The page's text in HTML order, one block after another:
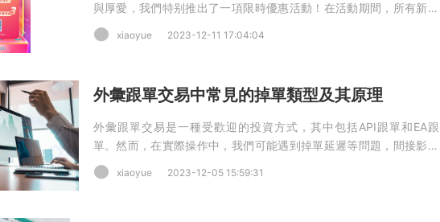
與厚愛，我們特别推出了一項限時優惠活動！在活動期間，所有新老
用戶續費擴容均可享受高達33%的折扣！讓您在節日期間持續受益于
雲跟單強大的功能和優質的服務。
xiaoyue 2023-12-11 17:04:04
外彙跟單交易中常見的掉單類型及其原理
外彙跟單交易是一種受歡迎的投資方式，其中包括API跟單和EA跟
單。然而，在實際操作中，我們可能遇到掉單延遲等問題，間接影響
交易，今天我們來介紹一下跟單交易中常見的掉單類型及其原理。
xiaoyue 2023-12-05 15:59:31